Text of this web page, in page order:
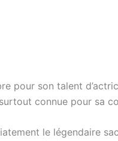
pour son talent
connue pour sa
le légendaire